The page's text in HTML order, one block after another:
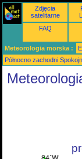
Zdjęcia
satelitarne
FAQ
Meteorologia morska :
Północno zachodni